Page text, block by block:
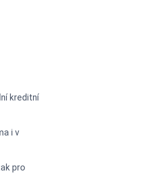
kreditní
i v
pro